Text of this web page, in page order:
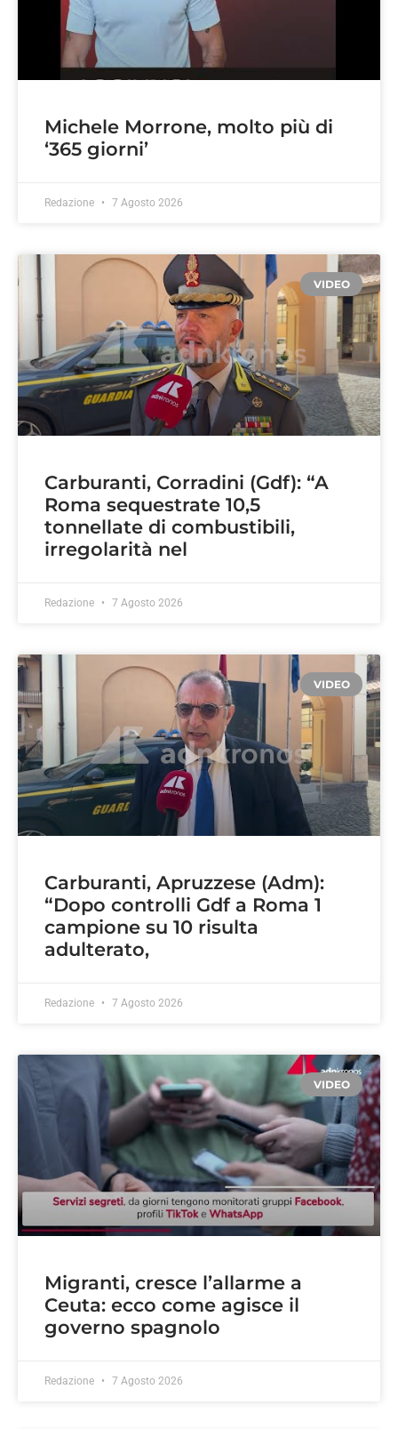
Michele Morrone, molto più di
‘365 giorni’
Redazione 7 Agosto 2026
VIDEO
Carburanti, Corradini (Gdf): “A
Roma sequestrate 10,5
tonnellate di combustibili,
irregolarità nel
Redazione 7 Agosto 2026
VIDEO
Carburanti, Apruzzese (Adm):
“Dopo controlli Gdf a Roma 1
campione su 10 risulta
adulterato,
Redazione 7 Agosto 2026
VIDEO
Migranti, cresce l’allarme a
Ceuta: ecco come agisce il
governo spagnolo
Redazione 7 Agosto 2026